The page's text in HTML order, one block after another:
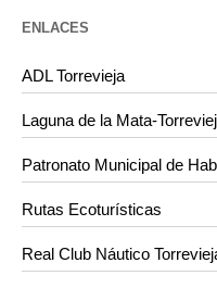
ENLACES
ADL Torrevieja
Laguna de la Mata-
Patronato Municipal de
Rutas Ecoturísticas
Real Club Náutico